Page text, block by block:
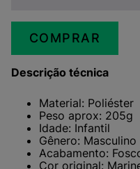
COMPRAR
Descrição técnica
Material: Poliéster
Peso aprox: 205g
Idade: Infantil
Gênero: Masculino
Acabamento:
Cor original: